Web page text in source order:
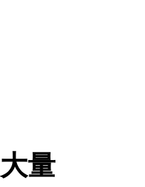
大量